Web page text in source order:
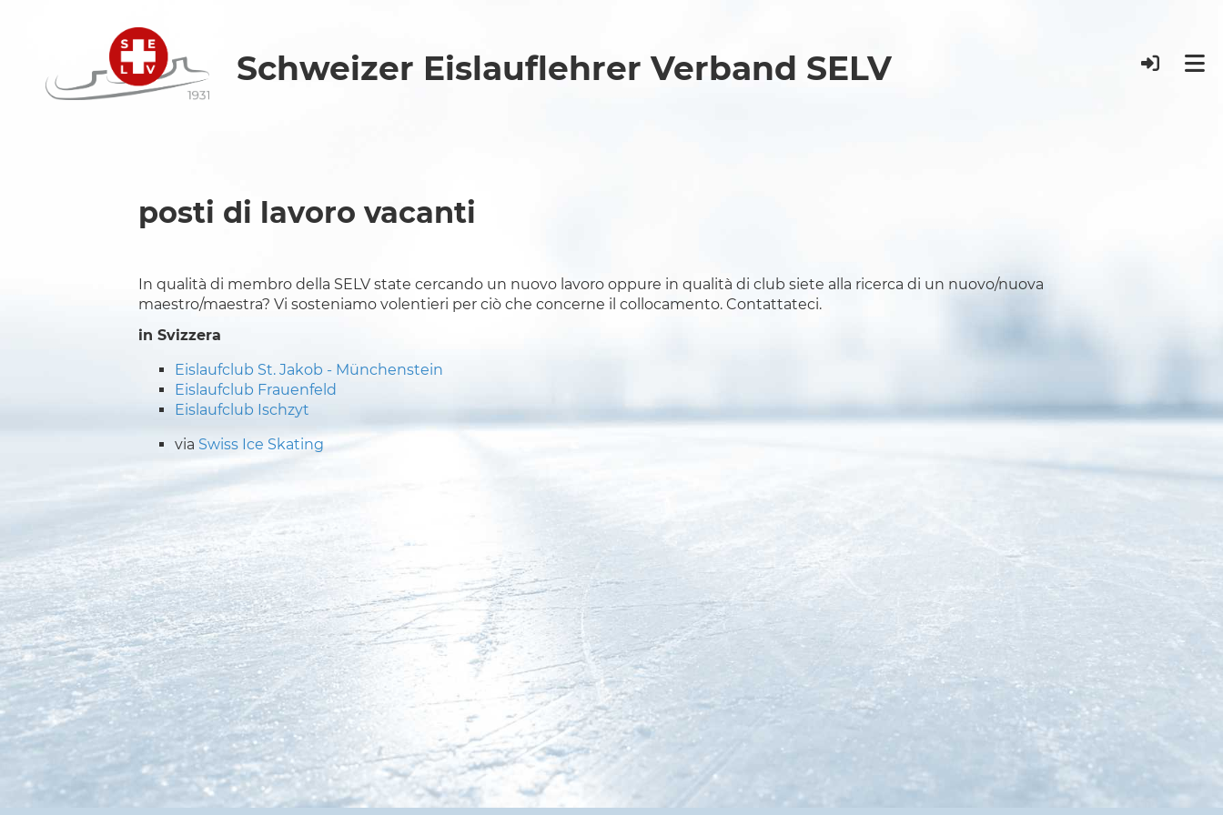
Schweizer Eislauflehrer Verband SELV
posti di lavoro vacanti
In qualità di membro della SELV state cercando un nuovo lavoro oppure in qualità di club siete alla ricerca di un nuovo/nuova
maestro/maestra? Vi sosteniamo volentieri per ciò che concerne il collocamento. Contattateci.
in Svizzera
Eislaufclub St. Jakob - Münchenstein
Eislaufclub Frauenfeld
Eislaufclub Ischzyt
via Swiss Ice Skating